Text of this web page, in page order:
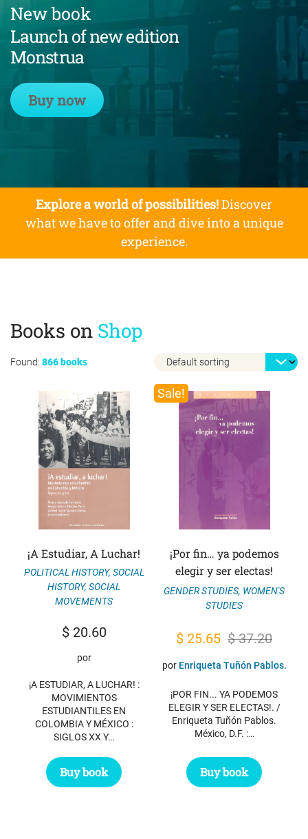
New book
Launch of new edition
Monstrua
Buy now
Explore a world of possibilities!Discover
what we have to offer and dive into a unique
experience.
Found: 866 books
Books on Shop
¡A Estudiar, A Luchar!
POLITICAL HISTORY, SOCIAL
HISTORY, SOCIAL
MOVEMENTS
$20.60
por
¡A ESTUDIAR, A LUCHAR! :
MOVIMIENTOS
ESTUDIANTILES EN
COLOMBIA Y MÉXICO :
SIGLOS XX Y…
Buy book
Sale!
¡Por fin… ya podemos
elegir y ser electas!
GENDER STUDIES, WOMEN'S
STUDIES
$37.20
Original
price
$ 37.20.
$ 25.65 Current
price
$ 25.65.
por Enriqueta Tuñón Pablos.
¡POR FIN... YA PODEMOS
ELEGIR Y SER ELECTAS!. /
Enriqueta Tuñón Pablos.
México, D.F. :…
Buy book